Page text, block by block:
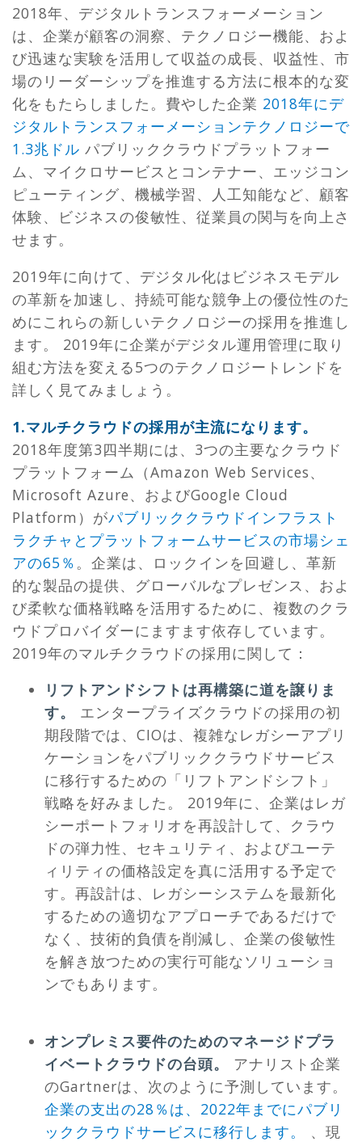
2018年、デジタルトランスフォーメーション
は、企業が顧客の洞察、テクノロジー機能、およ
び迅速な実験を活用して収益の成長、収益性、市
場のリーダーシップを推進する方法に根本的な変
化をもたらしました。費やした企業 2018年にデ
ジタルトランスフォーメーションテクノロジーで
1.3兆ドル パブリッククラウドプラットフォー
ム、マイクロサービスとコンテナー、エッジコン
ピューティング、機械学習、人工知能など、顧客
体験、ビジネスの俊敏性、従業員の関与を向上さ
せます。
2019年に向けて、デジタル化はビジネスモデル
の革新を加速し、持続可能な競争上の優位性のた
めにこれらの新しいテクノロジーの採用を推進し
ます。 2019年に企業がデジタル運用管理に取り
組む方法を変える5つのテクノロジートレンドを
詳しく見てみましょう。
1.マルチクラウドの採用が主流になります。
2018年度第3四半期には、3つの主要なクラウド
プラットフォーム（Amazon Web Services、
Microsoft Azure、およびGoogle Cloud
Platform）がパブリッククラウドインフラスト
ラクチャとプラットフォームサービスの市場シェ
アの65％ 。企業は、ロックインを回避し、革新
的な製品の提供、グローバルなプレゼンス、およ
び柔軟な価格戦略を活用するために、複数のクラ
ウドプロバイダーにますます依存しています。
2019年のマルチクラウドの採用に関して：
リフトアンドシフトは再構築に道を譲りま
す。 エンタープライズクラウドの採用の初
期段階では、CIOは、複雑なレガシーアプリ
ケーションをパブリッククラウドサービス
に移行するための「リフトアンドシフト」
戦略を好みました。 2019年に、企業はレガ
シーポートフォリオを再設計して、クラウ
ドの弾力性、セキュリティ、およびユーテ
ィリティの価格設定を真に活用する予定で
す。再設計は、レガシーシステムを最新化
するための適切なアプローチであるだけで
なく、技術的負債を削減し、企業の俊敏性
を解き放つための実行可能なソリューショ
ンでもあります。
オンプレミス要件のためのマネージドプラ
イベートクラウドの台頭。 アナリスト企業
のGartnerは、次のように予測しています。
企業の支出の28％は、2022年までにパブリ
ッククラウドサービスに移行します。 、現